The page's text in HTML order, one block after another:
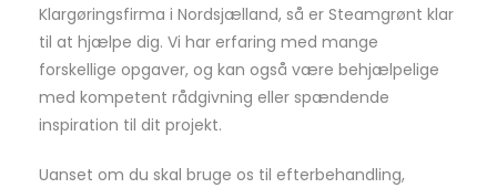
Klargøringsfirma i Nordsjælland, så er Steamgrønt klar
til at hjælpe dig. Vi har erfaring med mange
forskellige opgaver, og kan også være behjælpelige
med kompetent rådgivning eller spændende
inspiration til dit projekt.
Uanset om du skal bruge os til efterbehandling,